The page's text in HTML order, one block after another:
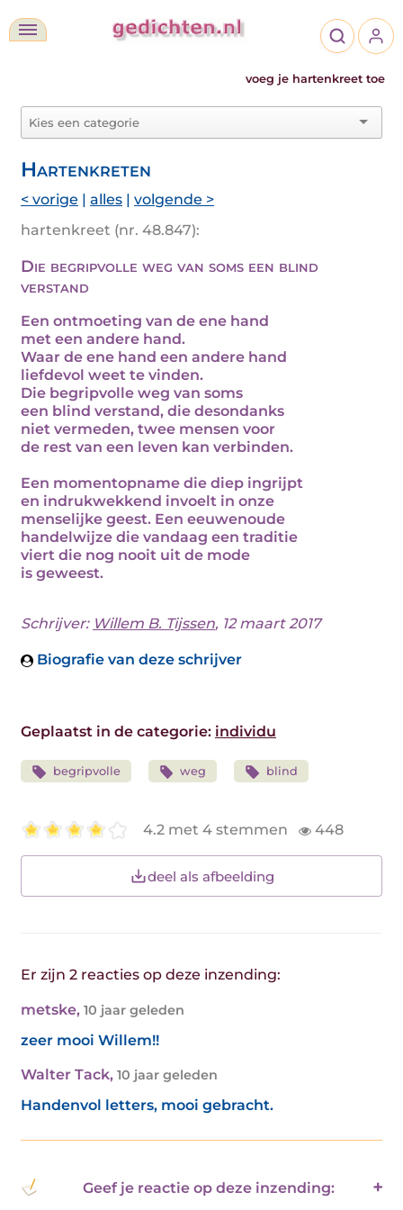
voeg je hartenkreet toe
Hartenkreten
< vorige | alles | volgende >
hartenkreet (nr. 48.847):
Die begripvolle weg van soms een blind
verstand
Een ontmoeting van de ene hand
met een andere hand.
Waar de ene hand een andere hand
liefdevol weet te vinden.
Die begripvolle weg van soms
een blind verstand, die desondanks
niet vermeden, twee mensen voor
de rest van een leven kan verbinden.
Een momentopname die diep ingrijpt
en indrukwekkend invoelt in onze
menselijke geest. Een eeuwenoude
handelwijze die vandaag een traditie
viert die nog nooit uit de mode
is geweest.
Schrijver: Willem B. Tijssen, 12 maart 2017
Biografie van deze schrijver
Geplaatst in de categorie: individu
begripvolle weg blind
4.2 met 4 stemmen 448
deel als afbeelding
Er zijn 2 reacties op deze inzending:
metske, 10 jaar geleden
zeer mooi Willem!!
Walter Tack, 10 jaar geleden
Handenvol letters, mooi gebracht.
Geef je reactie op deze inzending: